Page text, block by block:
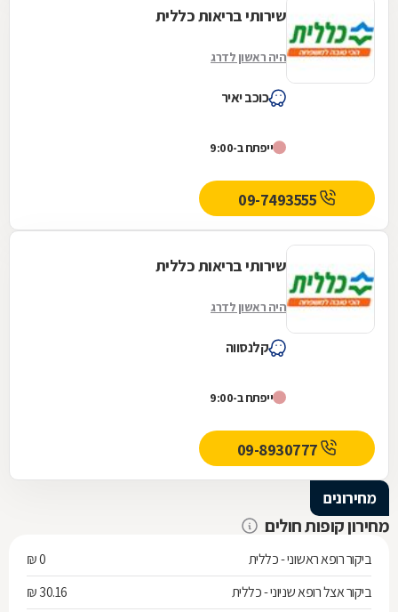
שירותי בריאות כללית
היה ראשון לדרג
כוכב יאיר
ייפתח ב-9:00
שירותי בריאות כללית
היה ראשון לדרג
קלנסווה
ייפתח ב-9:00
09-8930777
מחירונים
מחירון קופות חולים
ביקור רופא ראשוני - כללית
0 ₪
ביקור אצל רופא שניוני - כללית
30.16 ₪